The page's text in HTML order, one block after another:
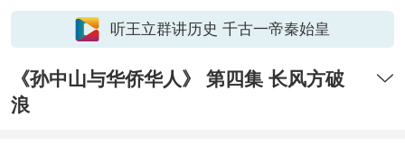
听王立群讲历史 千古一帝秦始皇
《孙中山与华侨华人》 第四集 长风方破
浪